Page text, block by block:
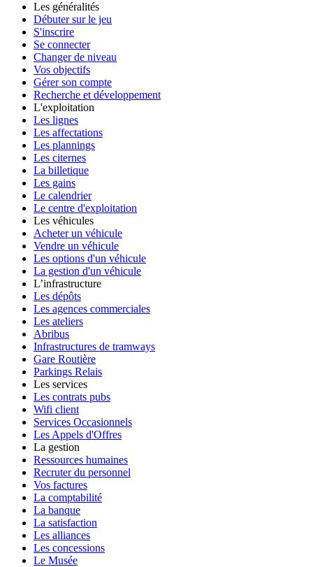
Les généralités
Débuter sur le jeu
S'inscrire
Se connecter
Changer de niveau
Vos objectifs
Gérer son compte
Recherche et développement
L'exploitation
Les lignes
Les affectations
Les plannings
Les citernes
La billetique
Les gains
Le calendrier
Le centre d'exploitation
Les véhicules
Acheter un véhicule
Vendre un véhicule
Les options d'un véhicule
La gestion d'un véhicule
L’infrastructure
Les dépôts
Les agences commerciales
Les ateliers
Abribus
Infrastructures de tramways
Gare Routière
Parkings Relais
Les services
Les contrats pubs
Wifi client
Services Occasionnels
Les Appels d'Offres
La gestion
Ressources humaines
Recruter du personnel
Vos factures
La comptabilité
La banque
La satisfaction
Les alliances
Les concessions
Le Musée